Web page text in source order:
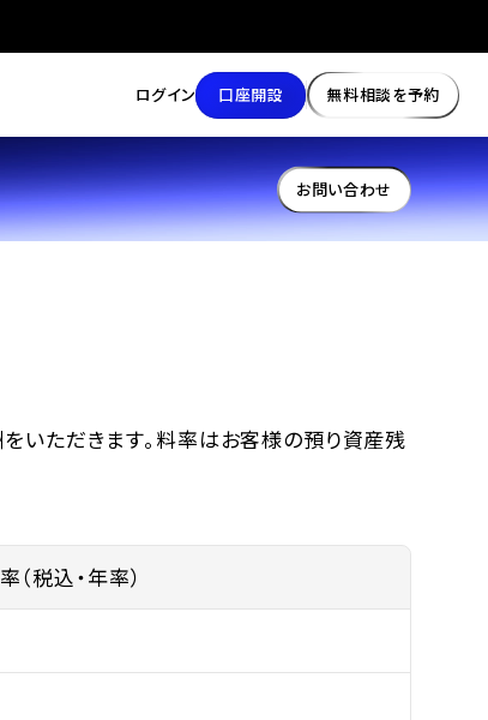
お問い合わせ
いただきます。料率はお客様の預り資産残
（税込・年率）
ログイン 口座開設 無料相談を予約